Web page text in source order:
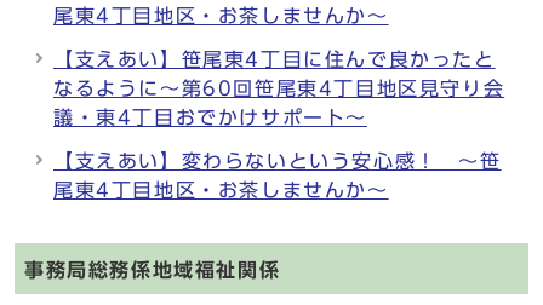
尾東4丁目地区・お茶しませんか～
【支えあい】笹尾東4丁目に住んで良かったと
なるように～第60回笹尾東4丁目地区見守り会
議・東4丁目おでかけサポート～
【支えあい】変わらないという安心感！ ～笹
尾東4丁目地区・お茶しませんか～
事務局総務係地域福祉関係